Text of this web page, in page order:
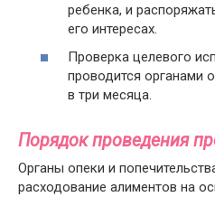
ребенка, и
его интересах.
Проверка целевого
проводится органами
в три месяца.
Порядок проведения
Органы опеки и
расходование алиментов на